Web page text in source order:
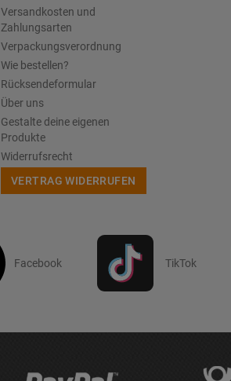
Versandkosten und
Zahlungsarten
Verpackungsverordnung
Wie bestellen?
Rücksendeformular
Über uns
Gestalte deine eigenen
Produkte
Widerrufsrecht
VERTRAG WIDERRUFEN
Facebook TikTok